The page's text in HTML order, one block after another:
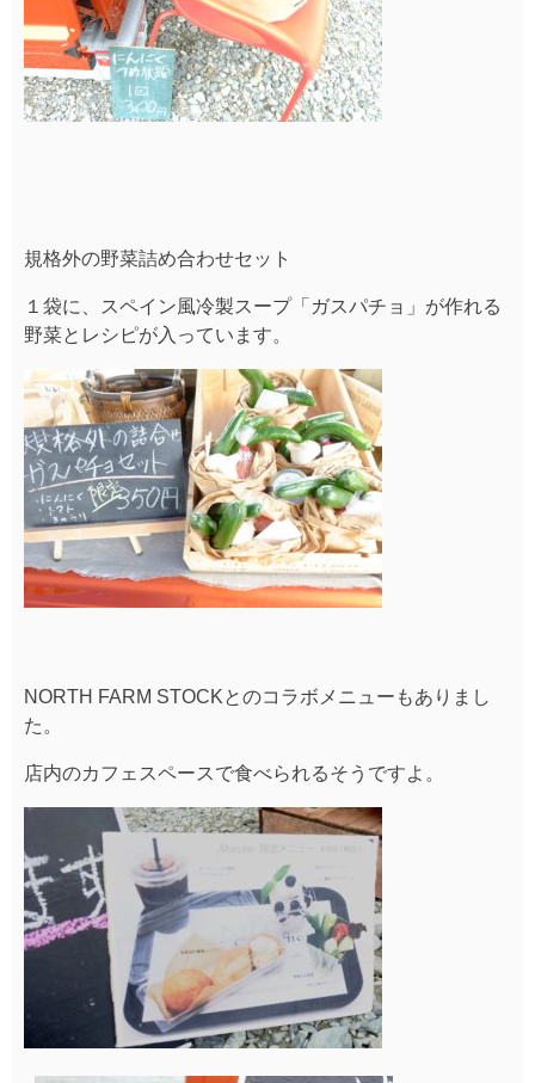
規格外の野菜詰め合わせセット
１袋に、スペイン風冷製スープ「ガスパチョ」が作れる
野菜とレシピが入っています。
NORTH FARM STOCKとのコラボメニューもありまし
た。
店内のカフェスペースで食べられるそうですよ。